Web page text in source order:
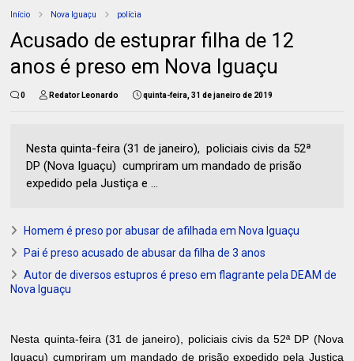
Início Nova Iguaçu polícia
Acusado de estuprar filha de 12
anos é preso em Nova Iguaçu
0 Redator Leonardo quinta-feira, 31 de janeiro de 2019
Nesta quinta-feira (31 de janeiro), policiais civis da 52ª
DP (Nova Iguaçu) cumpriram um mandado de prisão
expedido pela Justiça e ...
Homem é preso por abusar de afilhada em Nova Iguaçu
Pai é preso acusado de abusar da filha de 3 anos
Autor de diversos estupros é preso em flagrante pela DEAM de
Nova Iguaçu
Nesta quinta-feira (31 de janeiro), policiais civis da 52ª DP (Nova
Iguaçu) cumpriram um mandado de prisão expedido pela Justiça